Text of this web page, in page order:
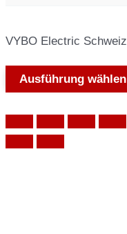
VYBO Electric Schweiz
Ausführung wählen